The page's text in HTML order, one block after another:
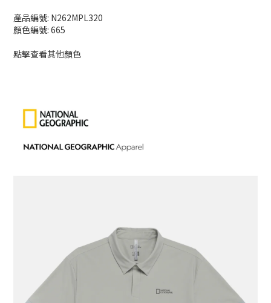
產品編號: N262MPL320
顏色編號: 665
點擊查看其他顏色